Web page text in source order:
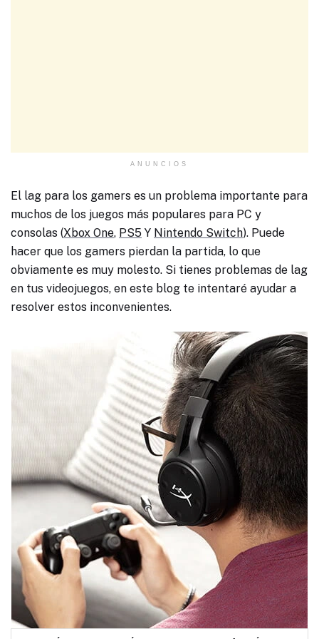
ANUNCIOS
El lag para los gamers es un problema importante para
muchos de los juegos más populares para PC y
consolas (Xbox One, PS5 Y Nintendo Switch). Puede
hacer que los gamers pierdan la partida, lo que
obviamente es muy molesto. Si tienes problemas de lag
en tus videojuegos, en este blog te intentaré ayudar a
resolver estos inconvenientes.